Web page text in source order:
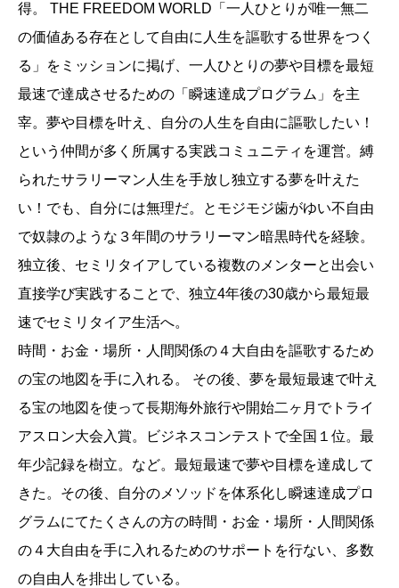
得。 THE FREEDOM WORLD「一人ひとりが唯一無二
の価値ある存在として自由に人生を謳歌する世界をつく
る」をミッションに掲げ、一人ひとりの夢や目標を最短
最速で達成させるための「瞬速達成プログラム」を主
宰。夢や目標を叶え、自分の人生を自由に謳歌したい！
という仲間が多く所属する実践コミュニティを運営。縛
られたサラリーマン人生を手放し独立する夢を叶えた
い！でも、自分には無理だ。とモジモジ歯がゆい不自由
で奴隷のような３年間のサラリーマン暗黒時代を経験。
独立後、セミリタイアしている複数のメンターと出会い
直接学び実践することで、独立4年後の30歳から最短最
速でセミリタイア生活へ。
時間・お金・場所・人間関係の４大自由を謳歌するため
の宝の地図を手に入れる。 その後、夢を最短最速で叶え
る宝の地図を使って長期海外旅行や開始二ヶ月でトライ
アスロン大会入賞。ビジネスコンテストで全国１位。最
年少記録を樹立。など。最短最速で夢や目標を達成して
きた。その後、自分のメソッドを体系化し瞬速達成プロ
グラムにてたくさんの方の時間・お金・場所・人間関係
の４大自由を手に入れるためのサポートを行ない、多数
の自由人を排出している。